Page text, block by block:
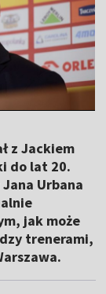
z Jackiem
do lat 20.
Urbana
jak może
trenerami,